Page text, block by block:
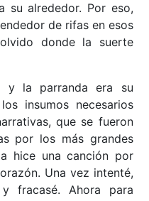
alrededor. Por eso,
de rifas en esos
donde la suerte
y la parranda era su
insumos necesarios
que se fueron
por los más grandes
hice una canción por
Una vez intenté,
fracasé. Ahora para